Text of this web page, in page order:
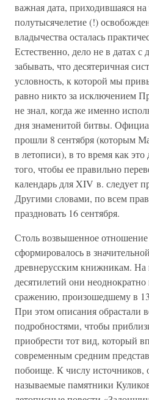
важная дата, приходившаяся на
полутысячелетие (!)
владычества осталась
Естественно, дело не в датах с
забывать, что десятеричная
условность, к которой мы
равно никто за исключением
не знал, когда же именно
дня знаменитой битвы.
прошли 8 сентября (которым
в летописи), в то время как это
того, чтобы ее правильно
календарь для XIV в. следует
Другими словами, по всем
праздновать 16 сентября.
Столь возвышенное
сформировалось в
древнерусским книжникам.
десятилетий они
сражению, произошедшему в
При этом описания обрастали
подробностями, чтобы
приобрести тот вид, который
современным средним
побоище. К числу источников,
называемые памятники